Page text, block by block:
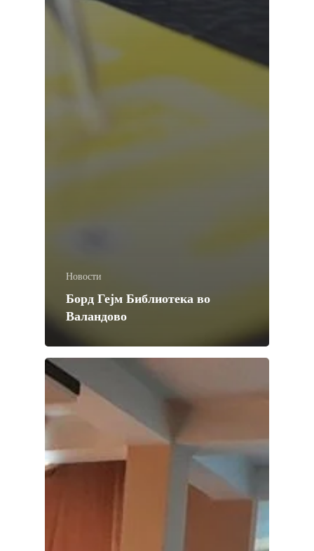
Новости
Борд Гејм Библиотека во
Валандово